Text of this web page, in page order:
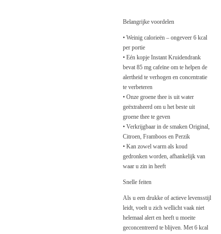
Belangrijke voordelen
• Weinig calorieën – ongeveer 6 kcal
per portie
• Eén kopje Instant Kruidendrank
bevat 85 mg cafeïne om te helpen de
alertheid te verhogen en concentratie
te verbeteren
• Onze groene thee is uit water
geëxtraheerd om u het beste uit
groene thee te geven
• Verkrijgbaar in de smaken Original,
Citroen, Framboos en Perzik
• Kan zowel warm als koud
gedronken worden, afhankelijk van
waar u zin in heeft
Snelle feiten
Als u een drukke of actieve levensst­ijl
leidt, voelt u zich wellicht vaak niet
helemaal alert en heeft u moeite
geconcentreerd te bl­ijven. Met 6 kcal